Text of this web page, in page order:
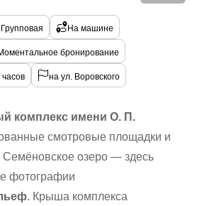
Групповая На машине
бронирование
часов на ул. Воровского
комплекс имени О. П.
смотровые площадки и
озеро — здесь
фотографии
. Крыша комплекса